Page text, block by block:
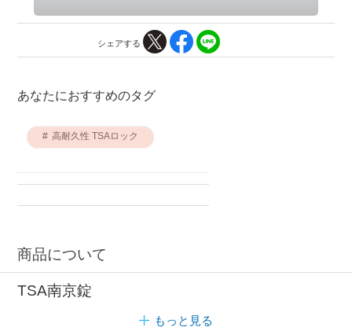
シェアする
あなたにおすすめのタグ
高耐久性 TSAロック
商品について
TSA南京錠
もっと見る